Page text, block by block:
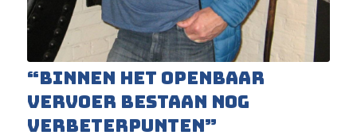
“Binnen het openbaar
vervoer bestaan nog
verbeterpunten”